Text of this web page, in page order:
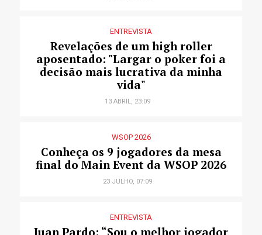
ENTREVISTA
Revelações de um high roller
aposentado: "Largar o poker foi a
decisão mais lucrativa da minha
vida"
13 ABRIL, 23:09
WSOP 2026
Conheça os 9 jogadores da mesa
final do Main Event da WSOP 2026
23 JULHO, 07:09
ENTREVISTA
Juan Pardo: “Sou o melhor jogador